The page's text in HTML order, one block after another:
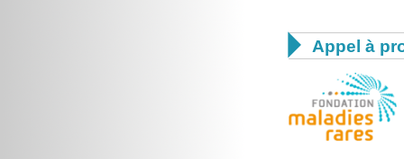
 Appel à